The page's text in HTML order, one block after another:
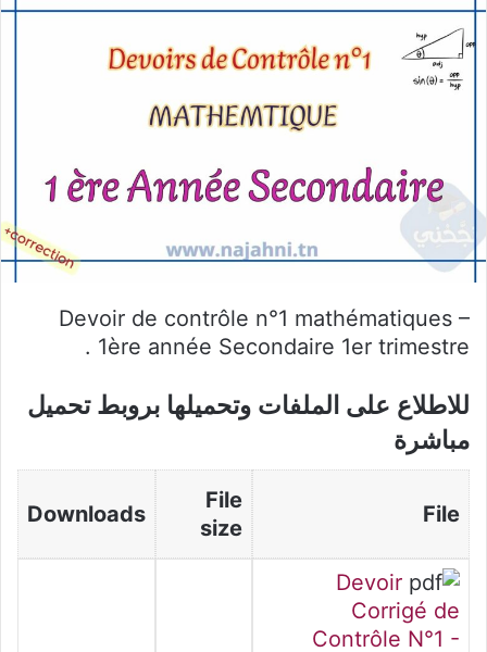
Devoir de contrôle n°1 mathématiques –
1ère année Secondaire 1er trimestre .
للاطلاع على الملفات وتحميلها بروبط تحميل
مباشرة
File
File
size
Downloads
Devoir
Corrigé de
Contrôle N°1 -